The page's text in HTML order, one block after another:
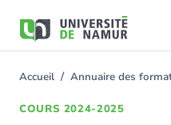
contenu
You
Accueil Annuaire des
COURS 2024-2025